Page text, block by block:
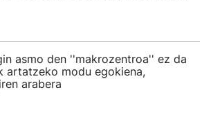
asmo den ''makrozentroa'' ez da
artatzeko modu egokiena,
arabera